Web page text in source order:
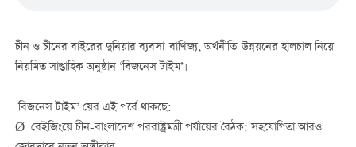
চীন ও চীনের বাইরের দুনিয়ার ব্যবসা-বাণিজ্য, অর্থনীতি-উন্নয়নের হালচাল নিয়ে
নিয়মিত সাপ্তাহিক অনুষ্ঠান ‘বিজনেস টাইম’।
বিজনেস টাইম’ য়ের এই পর্বে থাকছে:
Ø বেইজিংয়ে চীন-বাংলাদেশ পররাষ্ট্রমন্ত্রী পর্যায়ের বৈঠক: সহযোগিতা আরও